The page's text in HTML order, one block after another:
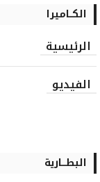
الكــاميرا
الرئيسية
الفيديو
البطـــارية